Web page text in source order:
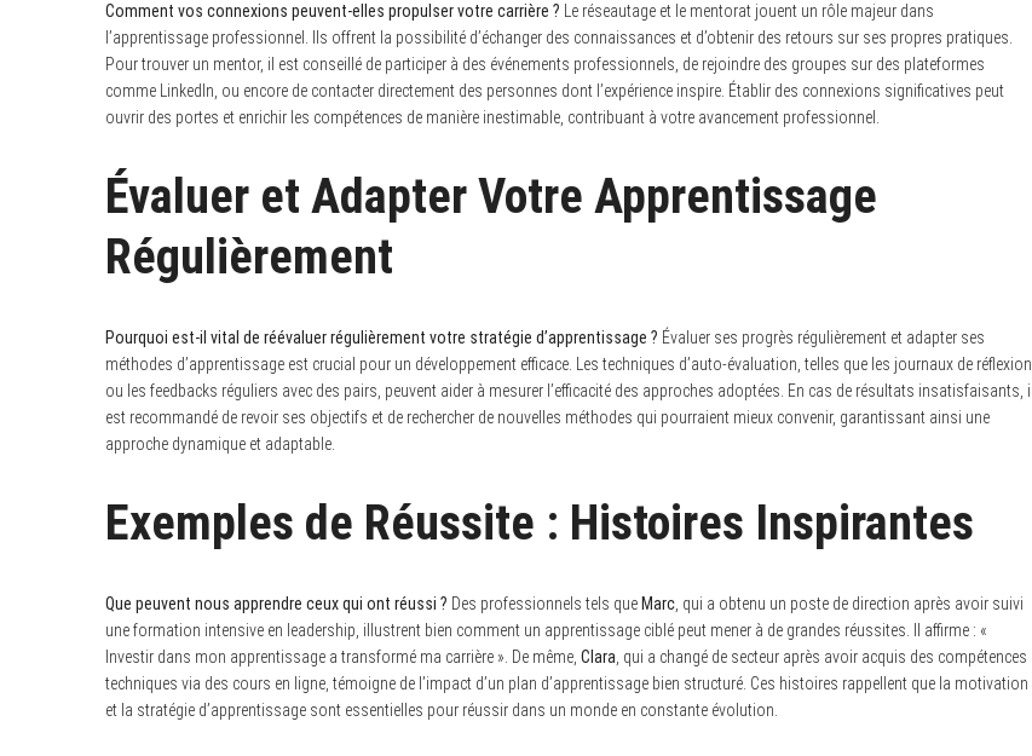
Comment vos connexions peuvent-elles propulser votre carrière ? Le réseautage et le mentorat jouent un rôle majeur dans
l’apprentissage professionnel. Ils offrent la possibilité d’échanger des connaissances et d’obtenir des retours sur ses propres pratiques.
Pour trouver un mentor, il est conseillé de participer à des événements professionnels, de rejoindre des groupes sur des plateformes
comme LinkedIn, ou encore de contacter directement des personnes dont l’expérience inspire. Établir des connexions significatives peut
ouvrir des portes et enrichir les compétences de manière inestimable, contribuant à votre avancement professionnel.
Évaluer et Adapter Votre Apprentissage
Régulièrement
Pourquoi est-il vital de réévaluer régulièrement votre stratégie d’apprentissage ? Évaluer ses progrès régulièrement et adapter ses
méthodes d’apprentissage est crucial pour un développement efficace. Les techniques d’auto-évaluation, telles que les journaux de réflexion
ou les feedbacks réguliers avec des pairs, peuvent aider à mesurer l’efficacité des approches adoptées. En cas de résultats insatisfaisants, il
est recommandé de revoir ses objectifs et de rechercher de nouvelles méthodes qui pourraient mieux convenir, garantissant ainsi une
approche dynamique et adaptable.
Exemples de Réussite : Histoires Inspirantes
Que peuvent nous apprendre ceux qui ont réussi ? Des professionnels tels que Marc , qui a obtenu un poste de direction après avoir suivi
une formation intensive en leadership, illustrent bien comment un apprentissage ciblé peut mener à de grandes réussites. Il affirme : «
Investir dans mon apprentissage a transformé ma carrière ». De même, Clara , qui a changé de secteur après avoir acquis des compétences
techniques via des cours en ligne, témoigne de l’impact d’un plan d’apprentissage bien structuré. Ces histoires rappellent que la motivation
et la stratégie d’apprentissage sont essentielles pour réussir dans un monde en constante évolution.